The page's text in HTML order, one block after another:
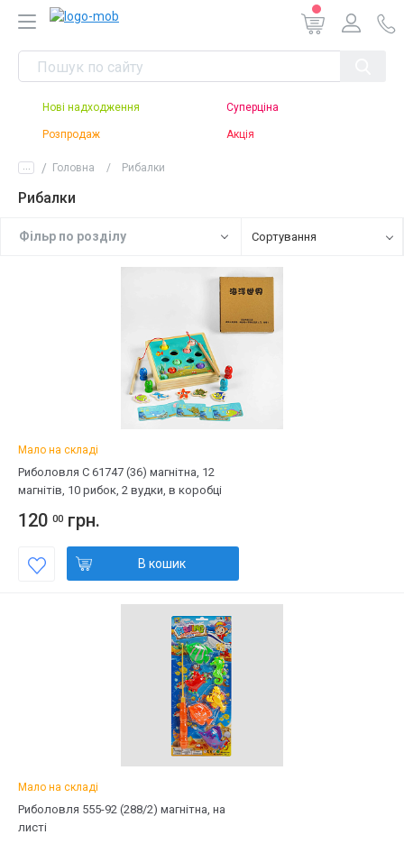
Нові надходження Суперціна
Розпродаж Акція
Головна
... Рибалки
Рибалки
Фiльр по роздiлу Сортування
Мало на складі
Риболовля C 61747 (36) магнітна, 12
магнітів, 10 рибок, 2 вудки, в коробці
120 00 грн.
В кошик
Мало на складі
Риболовля 555-92 (288/2) магнітна, на
листі